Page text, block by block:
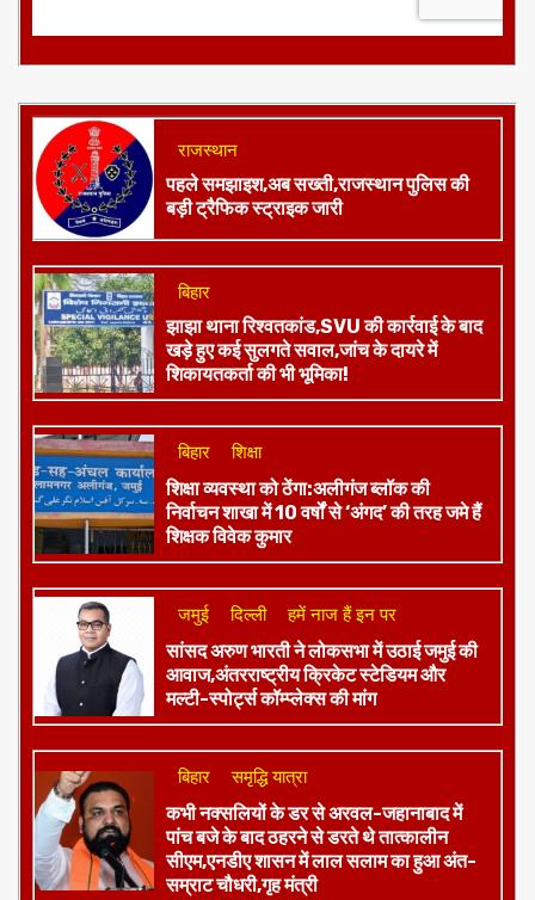
राजस्थान
पहले समझाइश,अब सख्ती,राजस्थान पुलिस की
बड़ी ट्रैफिक स्ट्राइक जारी
बिहार
झाझा थाना रिश्वतकांड,SVU की कार्रवाई के बाद
खड़े हुए कई सुलगते सवाल,जांच के दायरे में
शिकायतकर्ता की भी भूमिका!
बिहार शिक्षा
शिक्षा व्यवस्था को ठेंगा:अलीगंज ब्लॉक की
निर्वाचन शाखा में 10 वर्षों से ‘अंगद’ की तरह जमे हैं
शिक्षक विवेक कुमार
जमुई दिल्ली हमें नाज हैं इन पर
​सांसद अरुण भारती ने लोकसभा में उठाई जमुई की
आवाज,अंतरराष्ट्रीय क्रिकेट स्टेडियम और
मल्टी-स्पोर्ट्स कॉम्प्लेक्स की मांग
बिहार समृद्धि यात्रा
कभी नक्सलियों के डर से अरवल-जहानाबाद में
पांच बजे के बाद ठहरने से डरते थे तात्कालीन
सीएम,एनडीए शासन में लाल सलाम का हुआ अंत-
सम्राट चौधरी,गृह मंत्री